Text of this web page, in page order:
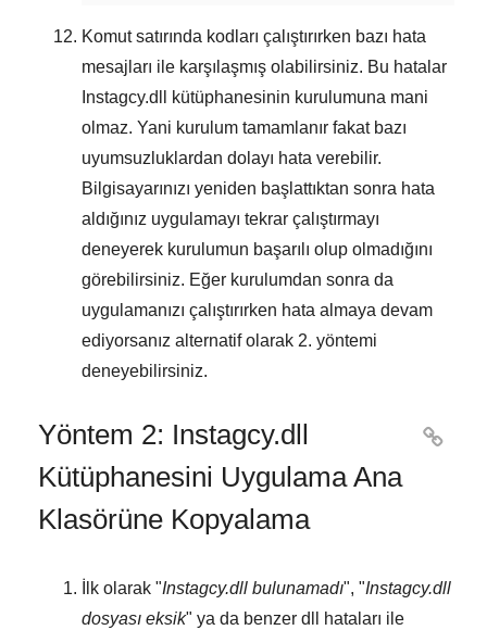
Komut satırında kodları çalıştırırken bazı hata
mesajları ile karşılaşmış olabilirsiniz. Bu hatalar
Instagcy.dll
kütüphanesinin kurulumuna mani
olmaz. Yani kurulum tamamlanır fakat bazı
uyumsuzluklardan dolayı hata verebilir.
Bilgisayarınızı yeniden başlattıktan sonra hata
aldığınız uygulamayı tekrar çalıştırmayı
deneyerek kurulumun başarılı olup olmadığını
görebilirsiniz. Eğer kurulumdan sonra da
uygulamanızı çalıştırırken hata almaya devam
ediyorsanız alternatif olarak 2. yöntemi
deneyebilirsiniz.
Yöntem 2: Instagcy.dll
Kütüphanesini Uygulama Ana
Klasörüne Kopyalama

İlk olarak "Instagcy.dll bulunamadı", "Instagcy.dll
dosyası eksik" ya da benzer dll hataları ile